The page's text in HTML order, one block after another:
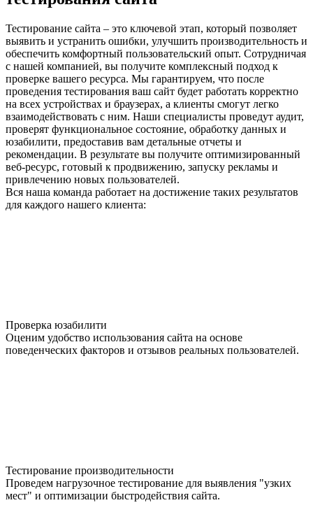
Тестирование сайта – это ключевой этап, который позволяет
выявить и устранить ошибки, улучшить производительность и
обеспечить комфортный пользовательский опыт. Сотрудничая
с нашей компанией, вы получите комплексный подход к
проверке вашего ресурса. Мы гарантируем, что после
проведения тестирования ваш сайт будет работать корректно
на всех устройствах и браузерах, а клиенты смогут легко
взаимодействовать с ним. Наши специалисты проведут аудит,
проверят функциональное состояние, обработку данных и
юзабилити, предоставив вам детальные отчеты и
рекомендации. В результате вы получите оптимизированный
веб-ресурс, готовый к продвижению, запуску рекламы и
привлечению новых пользователей.
Вся наша команда работает на достижение таких результатов
для каждого нашего клиента:
Проверка юзабилити
Оценим удобство использования сайта на основе
поведенческих факторов и отзывов реальных пользователей.
Тестирование производительности
Проведем нагрузочное тестирование для выявления "узких
мест" и оптимизации быстродействия сайта.